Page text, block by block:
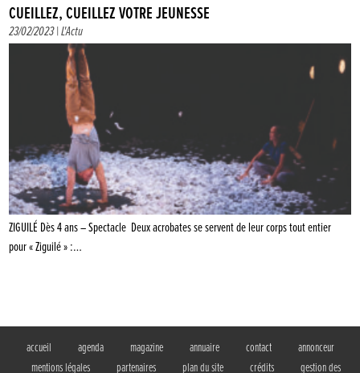
CUEILLEZ, CUEILLEZ VOTRE JEUNESSE
23/02/2023 |L'Actu
ZIGUILÉ Dès 4 ans – Spectacle Deux acrobates se servent de leur corps tout entier
pour « Ziguilé » :…
accueil agenda magazine annuaire contact
annonceur
mentions légales
partenaires plan du site crédits gestion des